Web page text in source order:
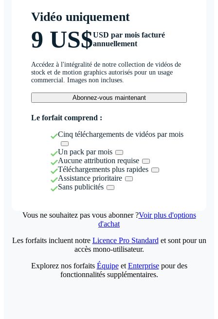
Vidéo uniquement
9 US$USD par mois facturé
annuellement
Accédez à l'intégralité de notre collection de vidéos de
stock et de motion graphics autorisés pour un usage
commercial. Images non incluses.
Abonnez-vous maintenant
Le forfait comprend :
Cinq téléchargements de vidéos par mois
Un pack par mois
Aucune attribution requise
Téléchargements plus rapides
Assistance prioritaire
Sans publicités
Vous ne souhaitez pas vous abonner ?Voir plus d'options
d'achat
Les forfaits incluent notre Licence Pro Standard et sont pour un
accès mono-utilisateur.
Explorez nos forfaits Équipeet Enterprisepour des
fonctionnalités supplémentaires.